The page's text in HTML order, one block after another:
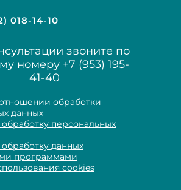
018-14-10
звоните по
номеру +7 (953) 195-
41-40
обработки
данных
персональных
данных
программами
cookies